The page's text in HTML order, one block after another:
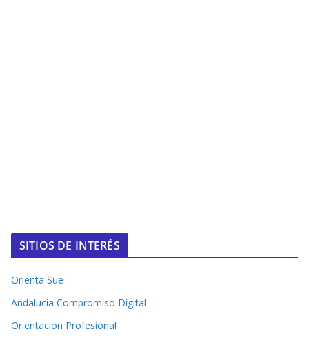
SITIOS DE INTERÉS
Orienta Sue
Andalucía Compromiso Digital
Orientación Profesional